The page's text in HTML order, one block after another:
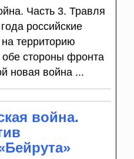
Часть 3. Травля
российские
на территорию
обе стороны фронта
новая война ...
война.